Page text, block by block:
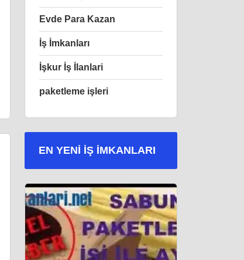
Evde Para Kazan
İş İmkanları
İşkur İş İlanlari
paketleme işleri
EN YENI İŞ IMKANLARI